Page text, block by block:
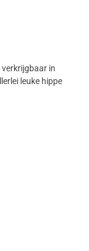
verkrijgbaar in
leuke hippe